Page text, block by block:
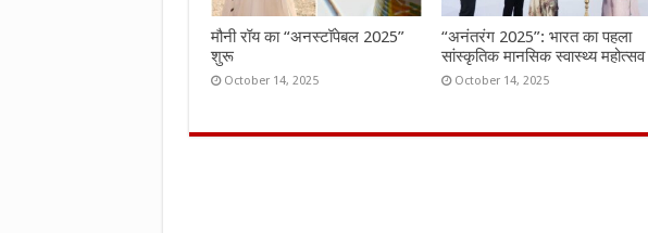
मौनी रॉय का “अनस्टॉपेबल 2025”
शुरू
October 14, 2025
“अनंतरंग 2025”: भारत का पहला
सांस्कृतिक मानसिक स्वास्थ्य महोत्सव
October 14, 2025